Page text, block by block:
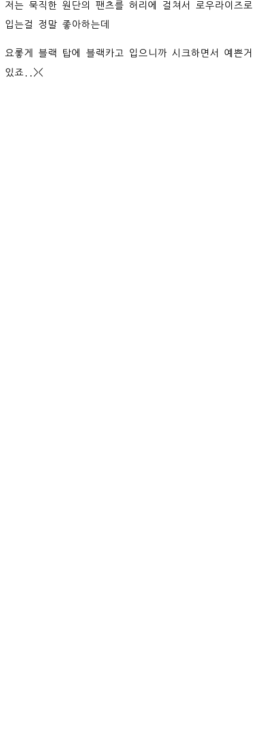
저는 묵직한 원단의 팬츠를 허리에 걸쳐서 로우라이즈로
입는걸 정말 좋아하는데
요롷게 블랙 탑에 블랙카고 입으니까 시크하면서 예쁜거
있죠..><